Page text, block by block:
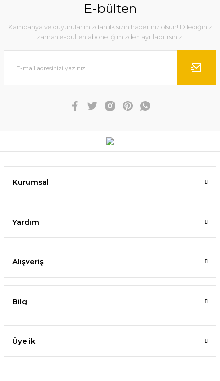
E-bülten
Kampanya ve duyurularımızdan ilk sizin haberiniz olsun! Dilediğiniz
zaman e-bülten aboneliğimizden ayrılabilirsiniz.
Kurumsal
Yardım
Alışveriş
Bilgi
Üyelik